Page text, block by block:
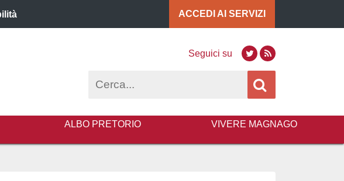
ACCEDI AI SERVIZI
Seguici su TwitterRSS
ALBO PRETORIO VIVERE MAGNAGO